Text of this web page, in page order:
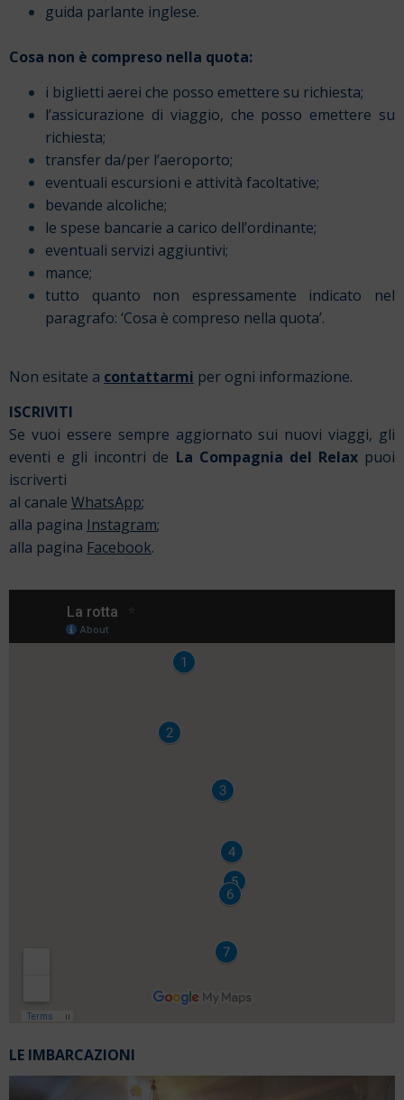
guida parlante inglese.
Cosa non è compreso nella quota:
i biglietti aerei che posso emettere su richiesta;
l’assicurazione di viaggio, che posso emettere su
richiesta;
transfer da/per l’aeroporto;
eventuali escursioni e attività facoltative;
bevande alcoliche;
le spese bancarie a carico dell’ordinante;
eventuali servizi aggiuntivi;
mance;
tutto quanto non espressamente indicato nel
paragrafo: ‘Cosa è compreso nella quota’.
Non esitate a contattarmi per ogni informazione.
ISCRIVITI
Se vuoi essere sempre aggiornato sui nuovi viaggi, gli
eventi e gli incontri de La Compagnia del Relax puoi
iscriverti
al canale WhatsApp;
alla pagina Instagram;
alla pagina Facebook.
LE IMBARCAZIONI